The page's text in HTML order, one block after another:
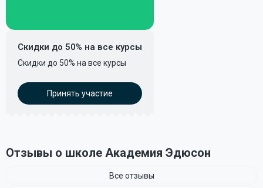
Скидки до 50% на все курсы
Скидки до 50% на все курсы
Принять участие
Отзывы о школе Академия Эдюсон
Все отзывы